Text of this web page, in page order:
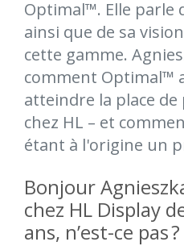
Optimal™. Elle parle
ainsi que de sa
cette gamme.
comment Optimal™
atteindre la place
chez HL – et
étant à l'origine un
Bonjour
chez HL Display
ans, n’est-ce pas?